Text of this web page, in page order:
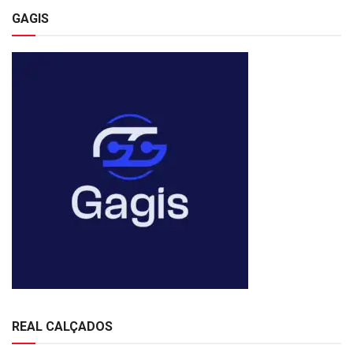
GAGIS
REAL CALÇADOS